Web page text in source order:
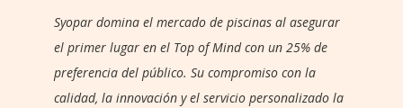
Syopar domina el mercado de piscinas al asegurar
el primer lugar en el Top of Mind con un 25% de
preferencia del público. Su compromiso con la
calidad, la innovación y el servicio personalizado la